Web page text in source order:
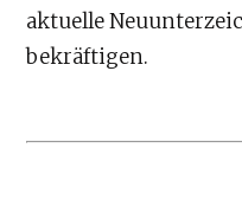
aktuelle
bekräftigen.